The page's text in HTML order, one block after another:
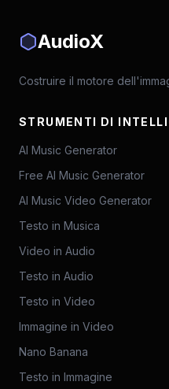
AudioX
Costruire il motore
STRUMENTI DI
AI Music Generator
Free AI Music Generator
AI Music Video Generator
Testo in Musica
Video in Audio
Testo in Audio
Testo in Video
Immagine in Video
Nano Banana
Testo in Immagine